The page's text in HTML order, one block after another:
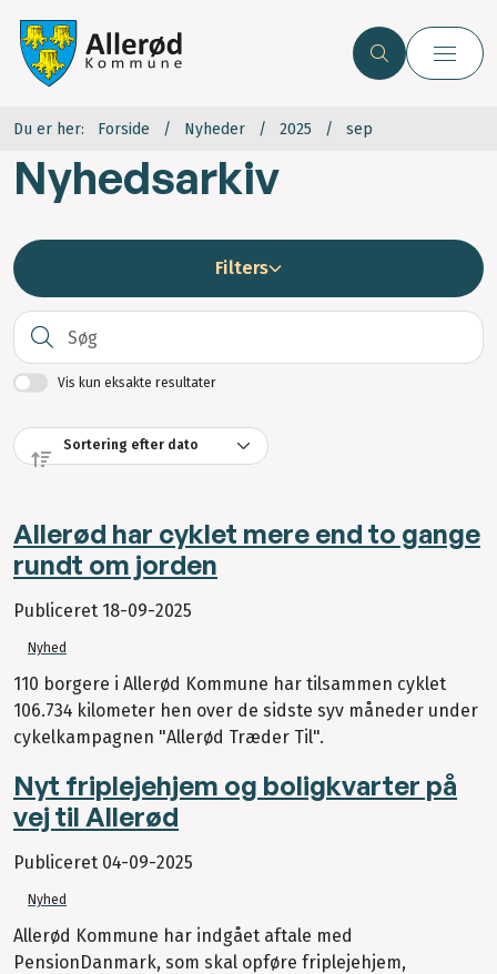
Du er her: Forside Nyheder 2025 sep
Nyhedsarkiv
Filters
Vis kun eksakte resultater
Allerød har cyklet mere end to gange
rundt om jorden
Publiceret 18-09-2025
Nyhed
110 borgere i Allerød Kommune har tilsammen cyklet
106.734 kilometer hen over de sidste syv måneder under
cykelkampagnen "Allerød Træder Til".
Nyt friplejehjem og boligkvarter på
vej til Allerød
Publiceret 04-09-2025
Nyhed
Allerød Kommune har indgået aftale med
PensionDanmark, som skal opføre friplejehjem,